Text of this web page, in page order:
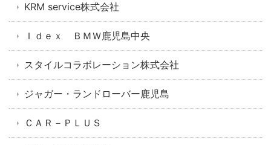
KRM service株式会社
Ｉｄｅｘ ＢＭＷ鹿児島中央
スタイルコラボレーション株式会社
ジャガー・ランドローバー鹿児島
ＣＡＲ－ＰＬＵＳ